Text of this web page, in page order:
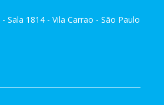
Sala 1814 - Vila Carrao - São Paulo